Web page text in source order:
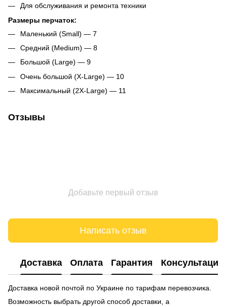
Для обслуживания и ремонта техники
Размеры перчаток:
Маленький (Small) — 7
Средний (Medium) — 8
Большой (Large) — 9
Очень большой (X-Large) — 10
Максимальный (2X-Large) — 11
Отзывы
Добавьте первый отзыв
Написать отзыв
Доставка Оплата Гарантия Консультация
Доставка новой почтой по Украине по тарифам перевозчика.
Возможность выбрать другой способ доставки, а